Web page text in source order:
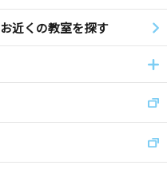
お近くの教室を探す